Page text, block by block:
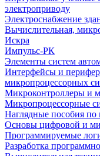
электроприводу
Электроснабжение
Вычислительная,
Искра
Импульс-РК
Элементы систем
Интерфейсы и
микропроцессорных
Микроконтроллеры и
Микропроцессорные
Наглядные пособия по
Основы цифровой и
Программируемые
Разработка